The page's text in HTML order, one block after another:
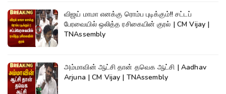
விஜய் மாமா எனக்கு ரொம்ப புடிக்கும்!! சட்டப்
பேரவையில் ஒலித்த ரசிகையின் குரல் | CM Vijay |
TNAssembly
அம்மாவின் ஆட்சி தான் தவெக ஆட்சி | Aadhav
Arjuna | CM Vijay | TNAssembly